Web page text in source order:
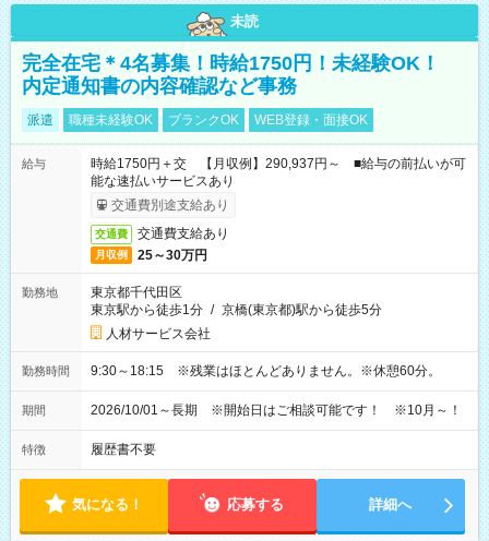
未読
完全在宅＊4名募集！時給1750円！未経験OK！
内定通知書の内容確認など事務
派遣 職種未経験OK ブランクOK WEB登録・面接OK
給与
時給1750円＋交 【月収例】290,937円～ ■給与の前払いが可
能な速払いサービスあり
交通費別途支給あり
交通費 交通費支給あり
月収例 25～30万円
勤務地
東京都千代田区
東京駅から徒歩1分 / 京橋(東京都)駅から徒歩5分
人材サービス会社
勤務時間 9:30～18:15 ※残業はほとんどありません。※休憩60分。
期間 2026/10/01～長期 ※開始日はご相談可能です！ ※10月～！
特徴 履歴書不要
気になる！ 応募する 詳細へ